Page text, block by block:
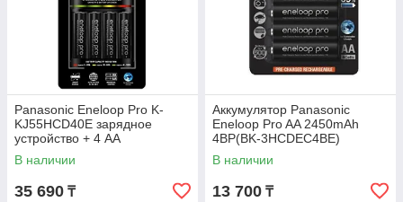
Panasonic Eneloop Pro K-
KJ55HCD40E зарядное
устройство + 4 АА
аккумулятора 2500 mAh
В наличии
35 690 ₸
Аккумулятор Panasonic
Eneloop Pro AA 2450mAh
4BP(BK-3HCDEC4BE)
В наличии
13 700 ₸